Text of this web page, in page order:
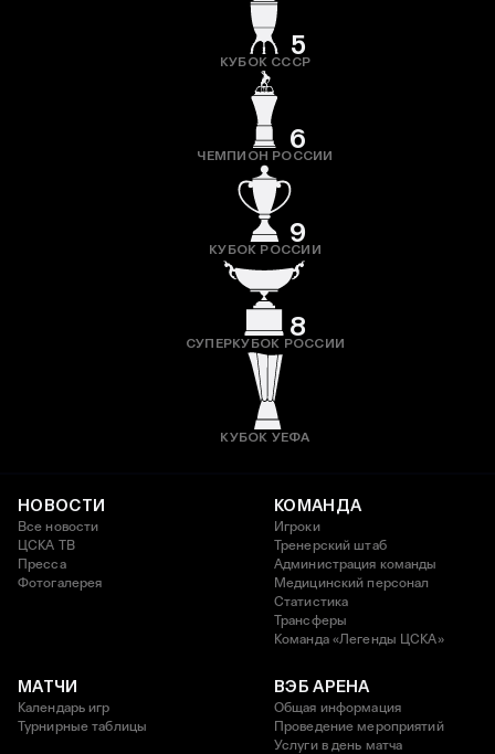
5
КУБОК СССР
6
ЧЕМПИОН РОССИИ
9
КУБОК РОССИИ
8
СУПЕРКУБОК РОССИИ
КУБОК УЕФА
НОВОСТИ
Все новости
ЦСКА ТВ
Пресса
Фотогалерея
КОМАНДА
Игроки
Тренерский штаб
Администрация команды
Медицинский персонал
Статистика
Трансферы
Команда «Легенды ЦСКА»
МАТЧИ
Календарь игр
Турнирные таблицы
ВЭБ АРЕНА
Общая информация
Проведение мероприятий
Услуги в день матча